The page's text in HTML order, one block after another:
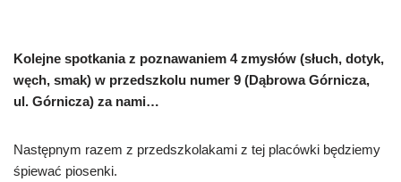
Kolejne spotkania z poznawaniem 4 zmysłów (słuch, dotyk,
węch, smak) w przedszkolu numer 9 (Dąbrowa Górnicza,
ul. Górnicza) za nami…
Następnym razem z przedszkolakami z tej placówki będziemy
śpiewać piosenki.